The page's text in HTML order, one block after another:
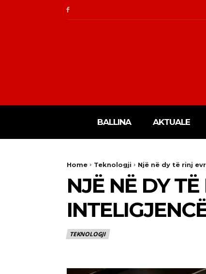
BALLINA AKTUALE
Home Teknologji Një në dy të rinj
NJË NË DY
TEKNOLOGJI